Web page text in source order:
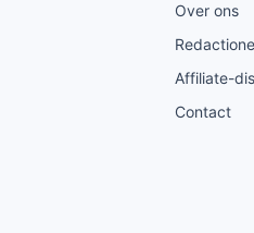
Over ons
Affiliate-
Contact